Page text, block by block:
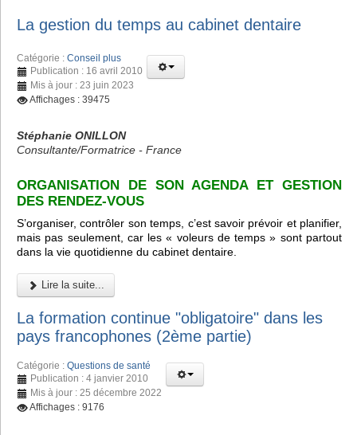
La gestion du temps au cabinet dentaire
Catégorie : Conseil plus
Publication : 16 avril 2010
Mis à jour : 23 juin 2023
Affichages : 39475
Stéphanie ONILLON
Consultante/Formatrice - France
ORGANISATION DE SON AGENDA ET GESTION
DES RENDEZ-VOUS
S’organiser, contrôler son temps, c’est savoir prévoir et planifier,
mais pas seulement, car les « voleurs de temps » sont partout
dans la vie quotidienne du cabinet dentaire.
Lire la suite...
La formation continue "obligatoire" dans les
pays francophones (2ème partie)
Catégorie : Questions de santé
Publication : 4 janvier 2010
Mis à jour : 25 décembre 2022
Affichages : 9176